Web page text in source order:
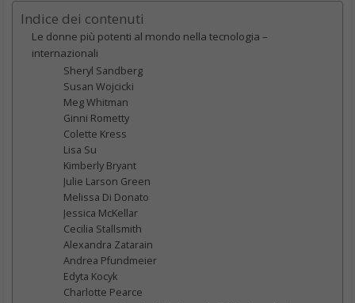
Sheryl Sandberg
Susan Wojcicki
Meg Whitman
Ginni Rometty
Colette Kress
Lisa Su
Kimberly Bryant
Julie Larson Green
Melissa Di Donato
Jessica McKellar
Cecilia Stallsmith
Alexandra Zatarain
Andrea Pfundmeier
Edyta Kocyk
Charlotte Pearce
Le donne più potenti del mondo 2017- tecnologia